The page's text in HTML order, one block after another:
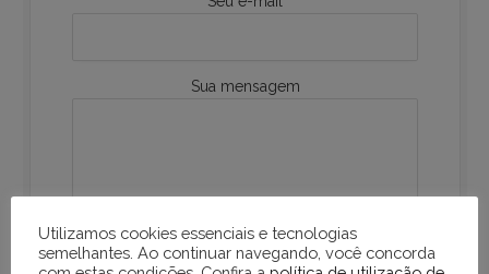
Sua mensagem
Utilizamos cookies essenciais e tecnologias
semelhantes. Ao continuar navegando, você concorda